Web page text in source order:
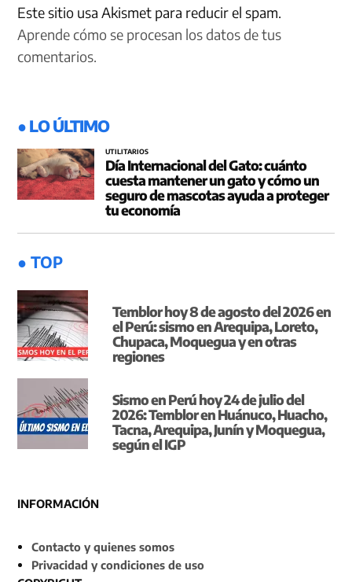
Este sitio usa Akismet para reducir el spam.
Aprende cómo se procesan los datos de tus
comentarios.
● LO ÚLTIMO
UTILITARIOS
Día Internacional del Gato: cuánto
cuesta mantener un gato y cómo un
seguro de mascotas ayuda a proteger
tu economía
● TOP
Temblor hoy 8 de agosto del 2026 en
el Perú: sismo en Arequipa, Loreto,
Chupaca, Moquegua y en otras
regiones
Sismo en Perú hoy 24 de julio del
2026: Temblor en Huánuco, Huacho,
Tacna, Arequipa, Junín y Moquegua,
según el IGP
INFORMACIÓN
Contacto y quienes somos
Privacidad y condiciones de uso